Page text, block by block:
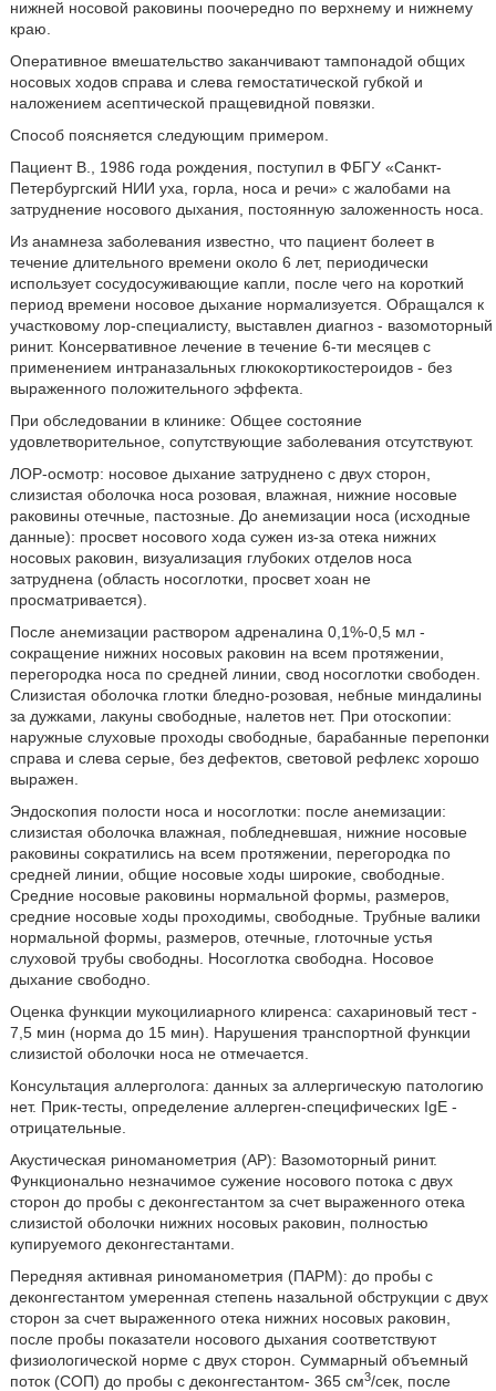
нижней носовой раковины поочередно по верхнему и нижнему
краю.
Оперативное вмешательство заканчивают тампонадой общих
носовых ходов справа и слева гемостатической губкой и
наложением асептической пращевидной повязки.
Способ поясняется следующим примером.
Пациент В., 1986 года рождения, поступил в ФБГУ «Санкт-
Петербургский НИИ уха, горла, носа и речи» с жалобами на
затруднение носового дыхания, постоянную заложенность носа.
Из анамнеза заболевания известно, что пациент болеет в
течение длительного времени около 6 лет, периодически
использует сосудосуживающие капли, после чего на короткий
период времени носовое дыхание нормализуется. Обращался к
участковому лор-специалисту, выставлен диагноз - вазомоторный
ринит. Консервативное лечение в течение 6-ти месяцев с
применением интраназальных глюкокортикостероидов - без
выраженного положительного эффекта.
При обследовании в клинике: Общее состояние
удовлетворительное, сопутствующие заболевания отсутствуют.
ЛОР-осмотр: носовое дыхание затруднено с двух сторон,
слизистая оболочка носа розовая, влажная, нижние носовые
раковины отечные, пастозные. До анемизации носа (исходные
данные): просвет носового хода сужен из-за отека нижних
носовых раковин, визуализация глубоких отделов носа
затруднена (область носоглотки, просвет хоан не
просматривается).
После анемизации раствором адреналина 0,1%-0,5 мл -
сокращение нижних носовых раковин на всем протяжении,
перегородка носа по средней линии, свод носоглотки свободен.
Слизистая оболочка глотки бледно-розовая, небные миндалины
за дужками, лакуны свободные, налетов нет. При отоскопии:
наружные слуховые проходы свободные, барабанные перепонки
справа и слева серые, без дефектов, световой рефлекс хорошо
выражен.
Эндоскопия полости носа и носоглотки: после анемизации:
слизистая оболочка влажная, побледневшая, нижние носовые
раковины сократились на всем протяжении, перегородка по
средней линии, общие носовые ходы широкие, свободные.
Средние носовые раковины нормальной формы, размеров,
средние носовые ходы проходимы, свободные. Трубные валики
нормальной формы, размеров, отечные, глоточные устья
слуховой трубы свободны. Носоглотка свободна. Носовое
дыхание свободно.
Оценка функции мукоцилиарного клиренса: сахариновый тест -
7,5 мин (норма до 15 мин). Нарушения транспортной функции
слизистой оболочки носа не отмечается.
Консультация аллерголога: данных за аллергическую патологию
нет. Прик-тесты, определение аллерген-специфических IgE -
отрицательные.
Акустическая риноманометрия (АР): Вазомоторный ринит.
Функционально незначимое сужение носового потока с двух
сторон до пробы с деконгестантом за счет выраженного отека
слизистой оболочки нижних носовых раковин, полностью
купируемого деконгестантами.
Передняя активная риноманометрия (ПАРМ): до пробы с
деконгестантом умеренная степень назальной обструкции с двух
сторон за счет выраженного отека нижних носовых раковин,
после пробы показатели носового дыхания соответствуют
физиологической норме с двух сторон. Суммарный объемный
поток (СОП) до пробы с деконгестантом- 365 см3/сек, после